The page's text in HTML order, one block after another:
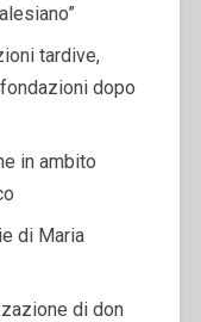
tardive,
dopo
in ambito
di Maria
di don